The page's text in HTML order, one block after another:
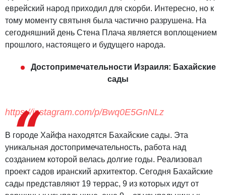
еврейский народ приходил для скорби. Интересно, но к
тому моменту святыня была частично разрушена. На
сегодняшний день Стена Плача является воплощением
прошлого, настоящего и будущего народа.
Достопримечательности Израиля: Бахайские
сады
https://instagram.com/p/Bwq0E5GnNLz
В городе Хайфа находятся Бахайские сады. Эта
уникальная достопримечательность, работа над
созданием которой велась долгие годы. Реализовал
проект садов иранский архитектор. Сегодня Бахайские
сады представляют 19 террас, 9 из которых идут от